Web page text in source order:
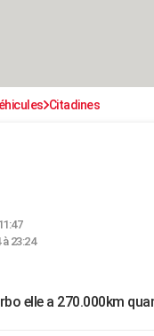
Citadines
à 23:24
elle a 270.000km